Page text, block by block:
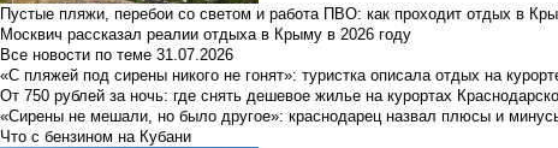
Пустые пляжи, перебои со светом и работа ПВО: как проходит отдых в
Москвич рассказал реалии отдыха в Крыму в 2026 году
Все новости по теме 31.07.2026
«С пляжей под сирены никого не гонят»: туристка описала отдых на
От 750 рублей за ночь: где снять дешевое жилье на курортах
«Сирены не мешали, но было другое»: краснодарец назвал плюсы и
Что с бензином на Кубани